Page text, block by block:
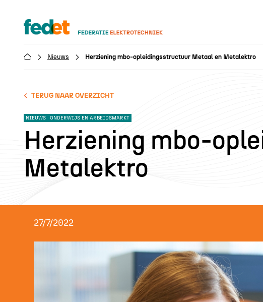
 Nieuws Herziening mbo-opleidingsstructuur Metaal en Metalektro
TERUG NAAR OVERZICHT
NIEUWS ONDERWIJS EN ARBEIDSMARKT
Herziening mbo-
Metalektro
27/7/2022